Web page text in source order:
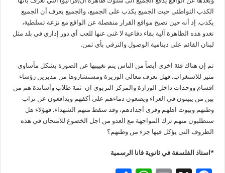
الكذب التواطئي حيث الجميع يكذب على الجميع، والجميع يعرف أن الجميع
يكذب. إذ أنه حين تصبح مواقع القرار منفصلة عن الواقع مع نزعة تسلطية،
تغدو هذه الظاهرة آلية بقاء دفاعية لا غنى عنها للعب أي دور إداري في بلد مثل
لبنان القائم على دينامية الوصول والترقي بأي ثمن.
ثم إن هناك فئة اخرى أيضاً من الناس يتم تغييبها عن الصورة بشكل مأساوي
مثير للاستغراب. فهل تعرف معالي الوزيرة ومستشاروها من مديرين رؤساء
اقسام ووحدات داخل الوزارة والمركز التربوي ان ثمة طلاب وأساتذة هم من
بين من يبيتون في العراء ويضعون دماءهم على أكفهم ويدافعون عن تراب
وطنهم وبيوت اهلهم وقرى أجدادهم، وقد سقط منهم الشهداء. فهؤلاء هل
ستطلبون منهم ترك المواجهة مع العدو من اجل الخضوع للامتحان في هذه
الظروف التي يؤكل فيها جزء من وطنهم؟
*استاذ الفلسفة في ثانوية قانا الرسمية